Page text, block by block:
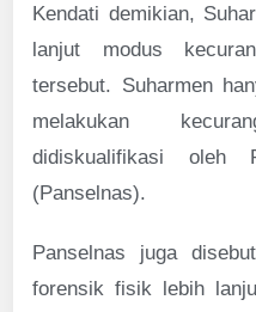
Kendati demikian,
lanjut modus
tersebut. Suharmen
melakukan
didiskualifikasi oleh
(Panselnas).
Panselnas juga
forensik fisik lebih